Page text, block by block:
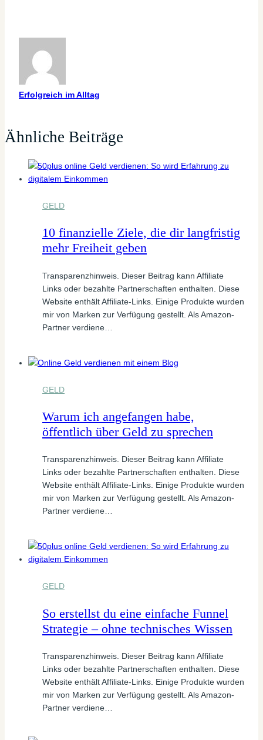
Erfolgreich im Alltag
Ähnliche Beiträge
GELD
10 finanzielle Ziele, die dir langfristig
mehr Freiheit geben
Transparenzhinweis. Dieser Beitrag kann Affiliate
Links oder bezahlte Partnerschaften enthalten. Diese
Website enthält Affiliate-Links. Einige Produkte wurden
mir von Marken zur Verfügung gestellt. Als Amazon-
Partner verdiene…
GELD
Warum ich angefangen habe,
öffentlich über Geld zu sprechen
Transparenzhinweis. Dieser Beitrag kann Affiliate
Links oder bezahlte Partnerschaften enthalten. Diese
Website enthält Affiliate-Links. Einige Produkte wurden
mir von Marken zur Verfügung gestellt. Als Amazon-
Partner verdiene…
GELD
So erstellst du eine einfache Funnel
Strategie – ohne technisches Wissen
Transparenzhinweis. Dieser Beitrag kann Affiliate
Links oder bezahlte Partnerschaften enthalten. Diese
Website enthält Affiliate-Links. Einige Produkte wurden
mir von Marken zur Verfügung gestellt. Als Amazon-
Partner verdiene…